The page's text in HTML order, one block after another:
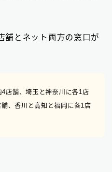
舗とネット両方の窓口が
店舗、埼玉と神奈川 に各1店
、香川と高知と福岡に各1店